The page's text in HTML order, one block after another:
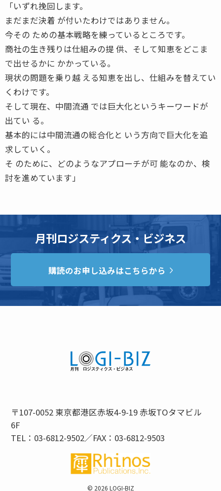
「いずれ挽回します。
まだまだ決着 が付いたわけではありません。
今その ための基本戦略を練っているところです。
商社の生き残りは仕組みの提 供、そして知恵をどこま
で出せるかに かかっている。
現状の問題を乗り越 える知恵を出し、仕組みを替えてい
くわけです。
そして現在、中間流通 では巨大化というキーワードが
出てい る。
基本的には中間流通の総合化と いう方向で巨大化を追
求していく。
そ のために、どのようなアプローチが可 能なのか、検
討を進めています」
月刊ロジスティクス・ビジネス
購読のお申し込みはこちらから
〒107-0052 東京都港区赤坂4-9-19 赤坂TOタマビル
6F
TEL：03-6812-9502／FAX：03-6812-9503
© 2026 LOGI-BIZ